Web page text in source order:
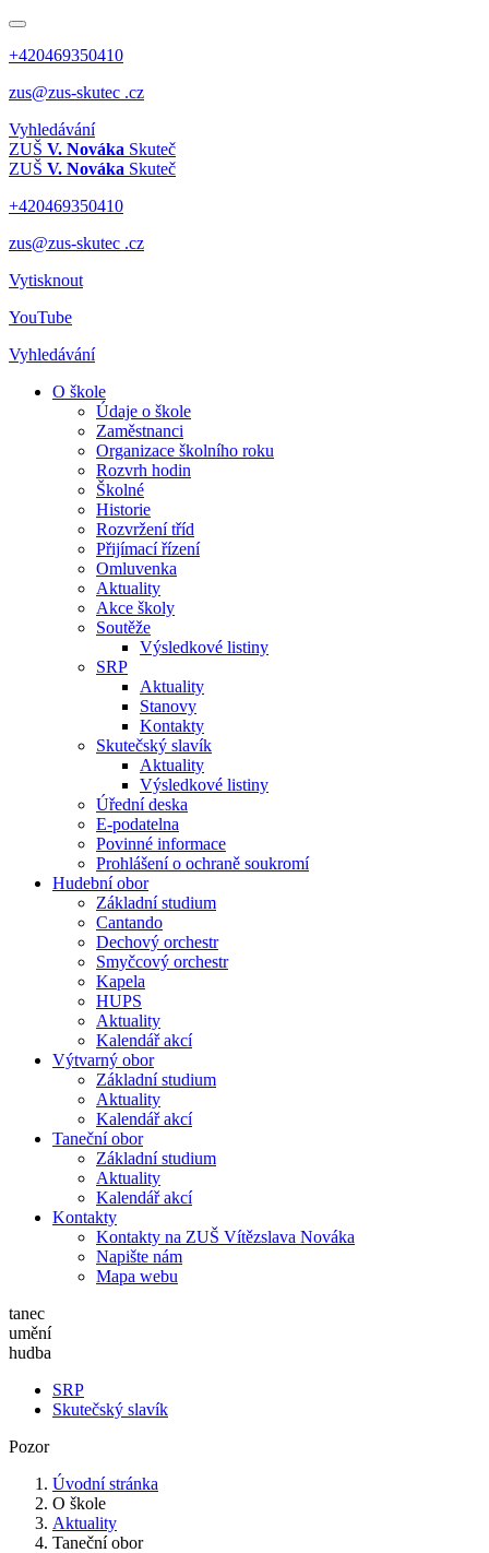
+420469350410
zus@zus-skutec .cz
Vyhledávání
ZUŠ V. Nováka Skuteč
ZUŠ V. Nováka Skuteč
+420469350410
zus@zus-skutec .cz
Vytisknout
YouTube
Vyhledávání
O škole
Údaje o škole
Zaměstnanci
Organizace školního roku
Rozvrh hodin
Školné
Historie
Rozvržení tříd
Přijímací řízení
Omluvenka
Aktuality
Akce školy
Soutěže
Výsledkové listiny
SRP
Aktuality
Stanovy
Kontakty
Skutečský slavík
Aktuality
Výsledkové listiny
Úřední deska
E-podatelna
Povinné informace
Prohlášení o ochraně soukromí
Hudební obor
Základní studium
Cantando
Dechový orchestr
Smyčcový orchestr
Kapela
HUPS
Aktuality
Kalendář akcí
Výtvarný obor
Základní studium
Aktuality
Kalendář akcí
Taneční obor
Základní studium
Aktuality
Kalendář akcí
Kontakty
Kontakty na ZUŠ Vítězslava Nováka
Napište nám
Mapa webu
tanec
umění
hudba
SRP
Skutečský slavík
Pozor
Úvodní stránka
O škole
Aktuality
Taneční obor